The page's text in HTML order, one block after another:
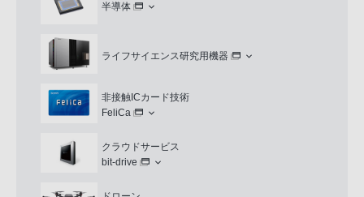
半導体
ライフサイエンス研究用機器
非接触ICカード技術
FeliCa
クラウドサービス
bit-drive